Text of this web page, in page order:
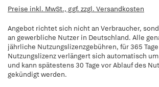
Preise inkl. MwSt., ggf. zzgl. Versandkosten
Angebot richtet sich nicht an Verbraucher,
an gewerbliche Nutzer in Deutschland. Alle
jährliche Nutzungslizenzgebühren, für 365
Nutzungslizenz verlängert sich automatisch
und kann spätestens 30 Tage vor Ablauf des
gekündigt werden.